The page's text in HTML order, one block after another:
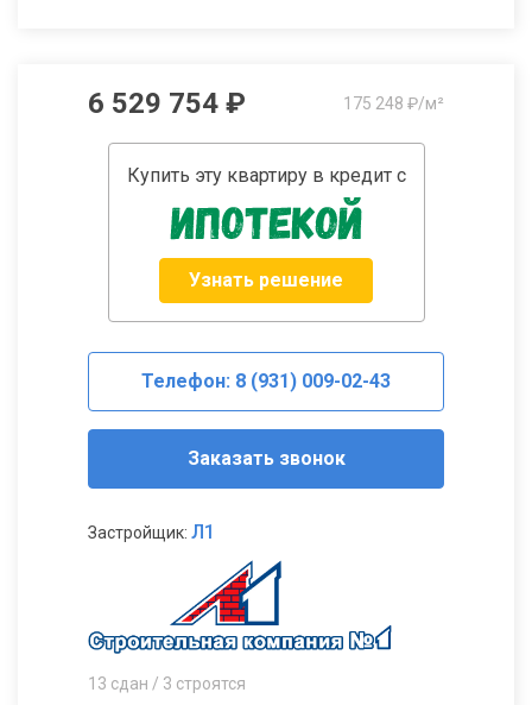
6 529 754 ₽ 175 248 ₽/м²
Купить эту квартиру в кредит с
Узнать решение
Телефон: 8 (931) 009-02-43
Заказать звонок
Застройщик: Л1
13 сдан / 3 строятся